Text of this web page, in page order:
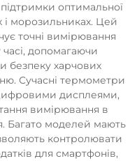
оптимальної
морозильниках. Цей
точні вимірювання
допомагаючи
безпеку харчових
Сучасні термометри
дисплеями,
вимірювання в
Багато моделей мають
контролювати
для смартфонів,